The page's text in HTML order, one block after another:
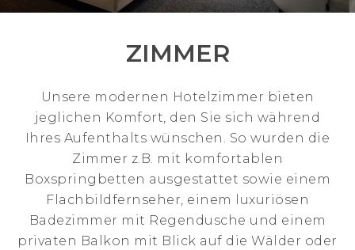
ZIMMER
Unsere modernen Hotelzimmer bieten
jeglichen Komfort, den Sie sich während
Ihres Aufenthalts wünschen. So wurden die
Zimmer z.B. mit komfortablen
Boxspringbetten ausgestattet sowie einem
Flachbildfernseher, einem luxuriösen
Badezimmer mit Regendusche und einem
privaten Balkon mit Blick auf die Wälder oder